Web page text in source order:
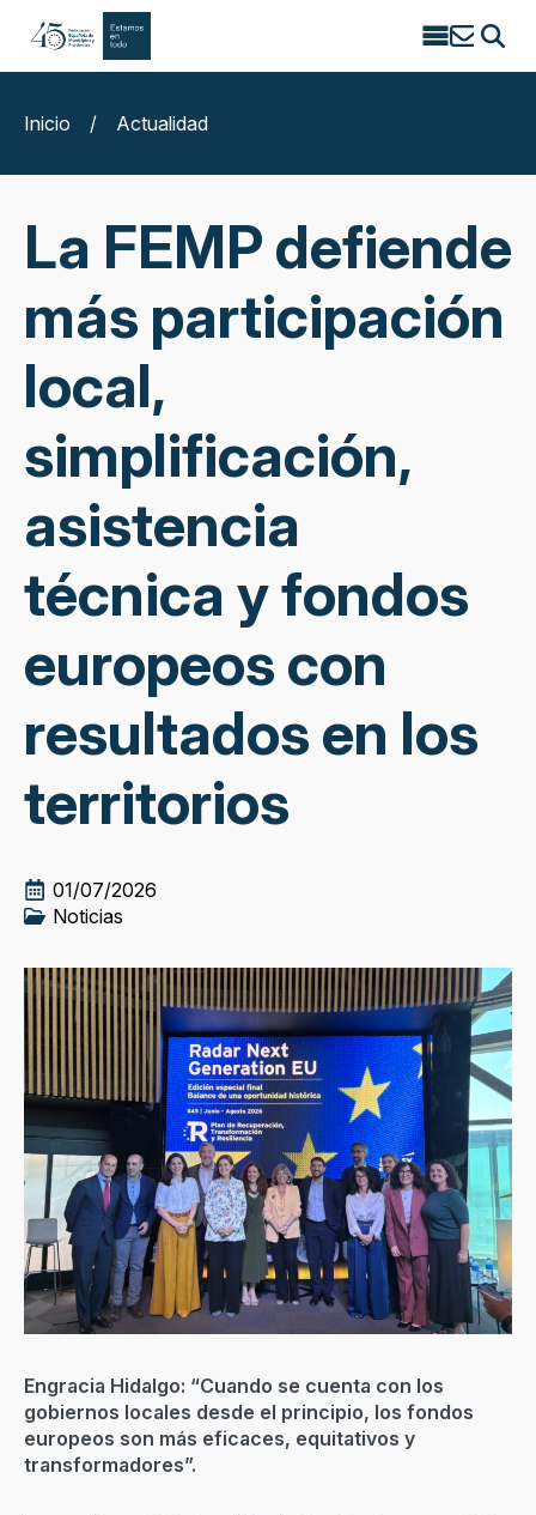
Search
Inicio
/ Actualidad
La FEMP defiende
más participación
local,
simplificación,
asistencia
técnica y fondos
europeos con
resultados en los
territorios
01/07/2026
Noticias
Engracia Hidalgo: “Cuando se cuenta con los
gobiernos locales desde el principio, los fondos
europeos son más eficaces, equitativos y
transformadores”.